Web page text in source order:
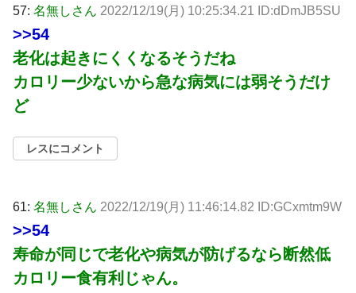
57: 名無しさん 2022/12/19(月) 10:25:34.21 ID:dDmJB5SU
>>54
老化は起きにくくなるそうだね
カロリー少ないから急な病気には弱そうだけ
ど
レスにコメント
61: 名無しさん 2022/12/19(月) 11:46:14.82 ID:GCxmtm9W
>>54
寿命が同じで老化や病気が防げるなら断然低
カロリー食有利じゃん。